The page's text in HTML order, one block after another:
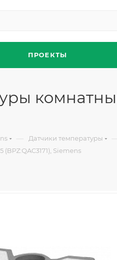
ПРОЕКТЫ
— Датчики температуры
Siemens